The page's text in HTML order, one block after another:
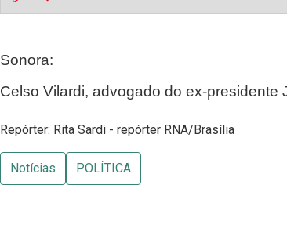
Sonora:
Celso Vilardi, advogado do ex-presidente
Repórter: Rita Sardi - repórter RNA/Brasília
Notícias POLÍTICA